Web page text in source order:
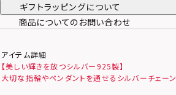
ギフトラッピングについて
商品についてのお問い合わせ
アイテム詳細
【美しい輝きを放つシルバー925製】
大切な指輪やペンダントを通せるシルバーチェーン